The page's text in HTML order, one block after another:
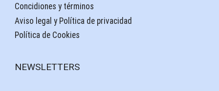
Concidiones y términos
Aviso legal y Política de privacidad
Política de Cookies
NEWSLETTERS